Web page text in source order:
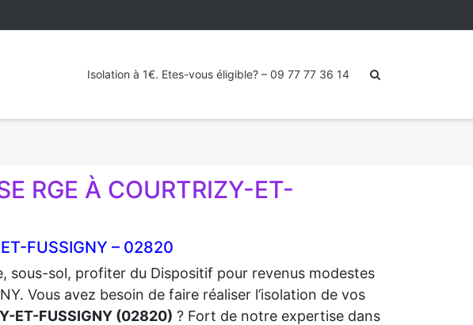
Isolation à 1€. Etes-vous éligible? – 09 77 77 36 14
RGE À COURTRIZY-ET-
FUSSIGNY – 02820
sous-sol, profiter du Dispositif pour revenus modestes
Vous avez besoin de faire réaliser l’isolation de vos
ET-FUSSIGNY (02820) ? Fort de notre expertise dans